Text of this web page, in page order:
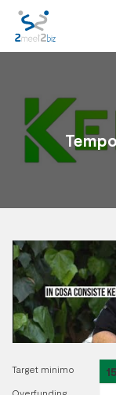
Target minimo
15
Overfunding